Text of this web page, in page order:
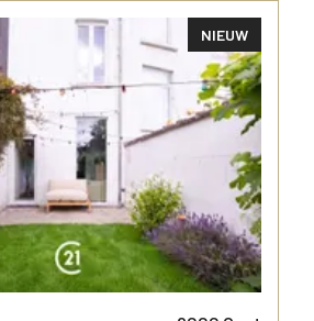
MEER INFO
NIEUW